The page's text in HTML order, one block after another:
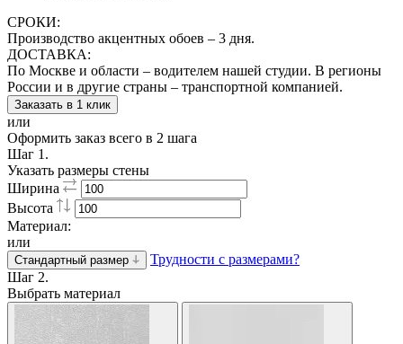
СРОКИ:
Производство акцентных обоев – 3 дня.
ДОСТАВКА:
По Москве и области – водителем нашей студии. В регионы
России и в другие страны – транспортной компанией.
Заказать в 1 клик
или
Оформить заказ всего в 2 шага
Шаг 1.
Указать размеры стены
Ширина
Высота
Материал:
или
Стандартный размер
Трудности с размерами?
Шаг 2.
Выбрать материал